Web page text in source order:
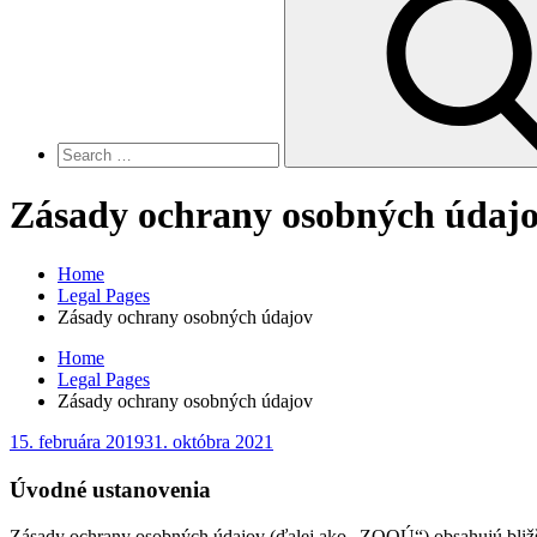
Zásady ochrany osobných
Home
Legal Pages
Zásady ochrany osobných údajov
Home
Legal Pages
Zásady ochrany osobných údajov
Posted
15. februára 201931. októbra 2021
Úvodné ustanovenia